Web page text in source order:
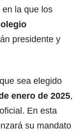
la que los
presidente y
sea elegido
enero de 2025,
En esta
su mandato